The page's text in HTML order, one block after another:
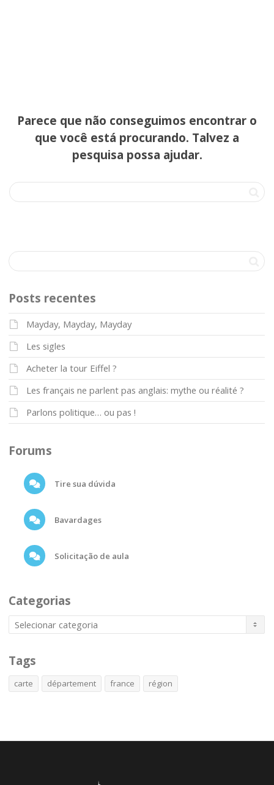
Parece que não conseguimos encontrar o
que você está procurando. Talvez a
pesquisa possa ajudar.
Posts recentes
Mayday, Mayday, Mayday
Les sigles
Acheter la tour Eiffel ?
Les français ne parlent pas anglais: mythe ou réalité ?
Parlons politique… ou pas !
Forums
Tire sua dúvida
Bavardages
Solicitação de aula
Categorias
Tags
carte département france région